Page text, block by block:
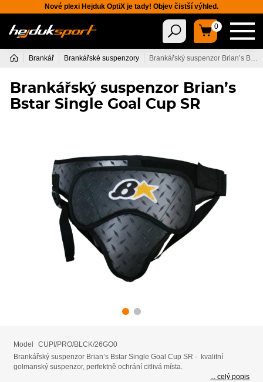
Nové plexi Hejduk OptiX je tady! Objev čistší výhled.
0
Brankář Brankářské suspenzory
Brankářský suspenzor Brian’s
Bstar Single Goal Cup SR
Model
CUPI/PRO/BLCK/26GO0
Brankářský suspenzor Brian’s Bstar Single Goal Cup SR - kvalitní
golmanský suspenzor, perfektně ochrání citlivá místa.
... celý popis